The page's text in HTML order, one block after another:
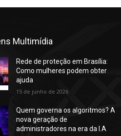
Multimídia
Rede de proteção em Brasília:
Como mulheres podem obter
ajuda
15 de junho de 2026
Quem governa os algoritmos? A
nova geração de
administradores na era da I.A